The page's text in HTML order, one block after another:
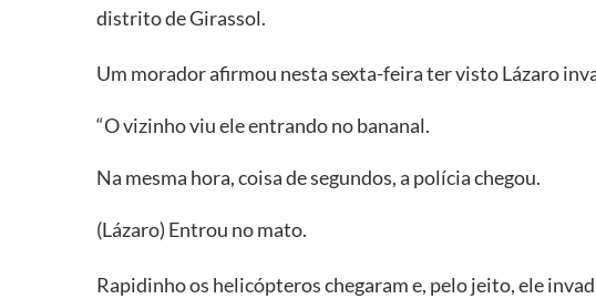
distrito de Girassol.
Um morador afirmou nesta sexta-feira ter visto Lázaro
“O vizinho viu ele entrando no bananal.
Na mesma hora, coisa de segundos, a polícia chegou.
(Lázaro) Entrou no mato.
Rapidinho os helicópteros chegaram e, pelo jeito, ele